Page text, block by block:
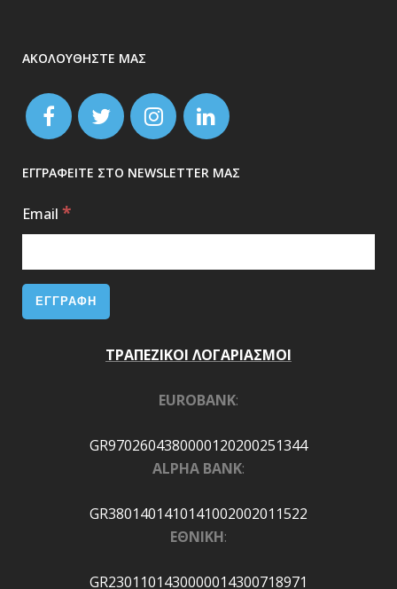
ΑΚΟΛΟΥΘΗΣΤΕ ΜΑΣ
ΕΓΓΡΑΦΕΙΤΕ ΣΤΟ NEWSLETTER ΜΑΣ
Email *
ΤΡΑΠΕΖΙΚΟΙ ΛΟΓΑΡΙΑΣΜΟΙ
EUROBANK:
GR9702604380000120200251344
ALPHA BANK:
GR3801401410141002002011522
ΕΘΝΙΚΗ:
GR2301101430000014300718971